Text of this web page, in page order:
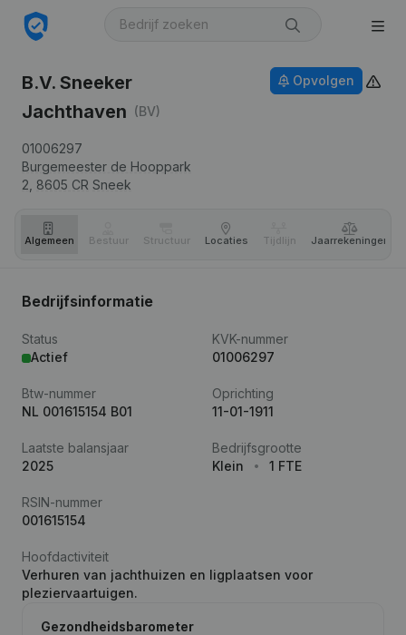
B.V. Sneeker
Jachthaven (BV)
01006297
Burgemeester de Hooppark
2, 8605 CR Sneek
Opvolgen
Algemeen Bestuur Structuur Locaties Tijdlijn Jaar­rekeningen
Bedrijfsinformatie
Status
Actief
KVK-nummer
01006297
Btw-nummer
NL 001615154 B01
Oprichting
11-01-1911
Laatste balansjaar
2025
Bedrijfsgrootte
Klein
1 FTE
RSIN-nummer
001615154
Hoofdactiviteit
Verhuren van jachthuizen en ligplaatsen voor
pleziervaartuigen.
Gezondheidsbarometer